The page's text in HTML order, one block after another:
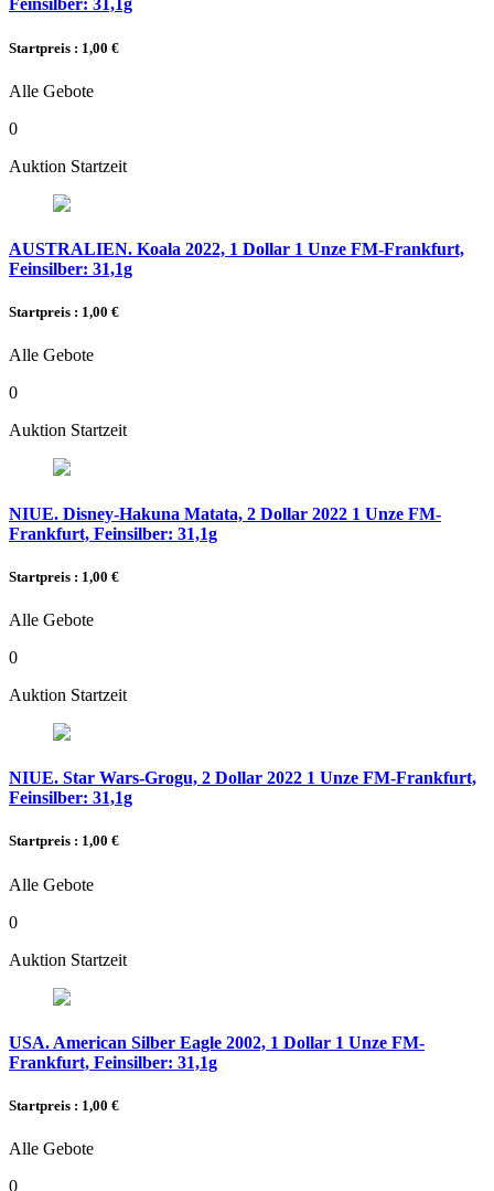
Feinsilber: 31,1g
Startpreis : 1,00 €
Alle Gebote
0
Auktion Startzeit
AUSTRALIEN. Koala 2022, 1 Dollar 1 Unze FM-Frankfurt,
Feinsilber: 31,1g
Startpreis : 1,00 €
Alle Gebote
0
Auktion Startzeit
NIUE. Disney-Hakuna Matata, 2 Dollar 2022 1 Unze FM-
Frankfurt, Feinsilber: 31,1g
Startpreis : 1,00 €
Alle Gebote
0
Auktion Startzeit
NIUE. Star Wars-Grogu, 2 Dollar 2022 1 Unze FM-Frankfurt,
Feinsilber: 31,1g
Startpreis : 1,00 €
Alle Gebote
0
Auktion Startzeit
USA. American Silber Eagle 2002, 1 Dollar 1 Unze FM-
Frankfurt, Feinsilber: 31,1g
Startpreis : 1,00 €
Alle Gebote
0